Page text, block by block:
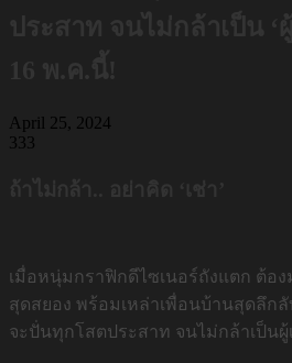
April 25, 2024
333
เมื่อหนุ่มกราฟิกดีไซเนอร์ถังแตก ต้อง
สุดสยอง พร้อมเหล่าเพื่อนบ้านสุดลึก
จะปั่นทุกโสตประสาท จนไม่กล้าเป็นผู้